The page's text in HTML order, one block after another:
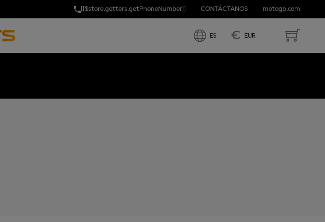
[[$store.getters.getPhoneNumber]] CONTÁCTANOS motogp.com
ES € EUR
PORTUGAL